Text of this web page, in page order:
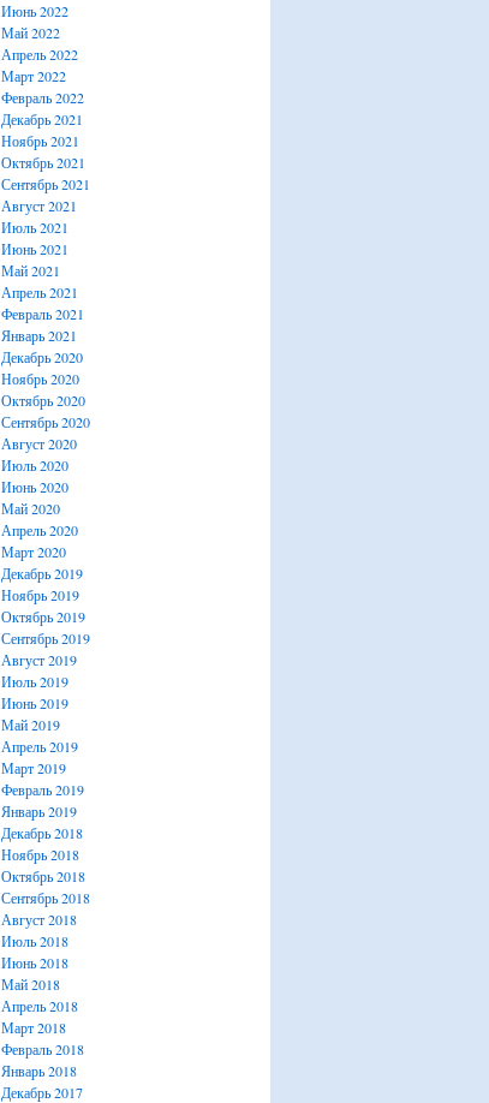
Июнь 2022
Май 2022
Апрель 2022
Март 2022
Февраль 2022
Декабрь 2021
Ноябрь 2021
Октябрь 2021
Сентябрь 2021
Август 2021
Июль 2021
Июнь 2021
Май 2021
Апрель 2021
Февраль 2021
Январь 2021
Декабрь 2020
Ноябрь 2020
Октябрь 2020
Сентябрь 2020
Август 2020
Июль 2020
Июнь 2020
Май 2020
Апрель 2020
Март 2020
Декабрь 2019
Ноябрь 2019
Октябрь 2019
Сентябрь 2019
Август 2019
Июль 2019
Июнь 2019
Май 2019
Апрель 2019
Март 2019
Февраль 2019
Январь 2019
Декабрь 2018
Ноябрь 2018
Октябрь 2018
Сентябрь 2018
Август 2018
Июль 2018
Июнь 2018
Май 2018
Апрель 2018
Март 2018
Февраль 2018
Январь 2018
Декабрь 2017